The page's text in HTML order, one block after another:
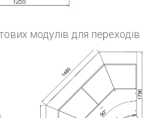
модулів для переходів